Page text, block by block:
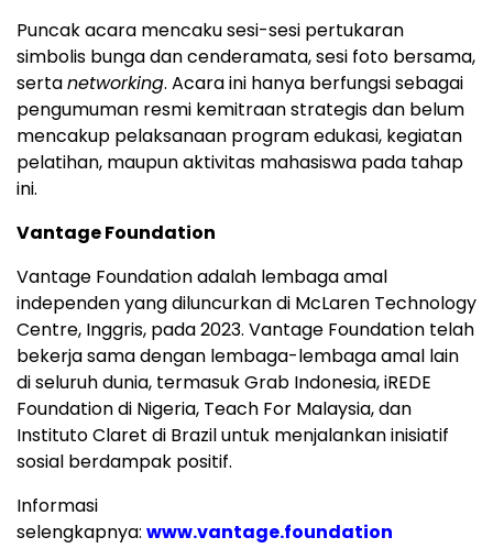
Puncak acara mencaku sesi-sesi pertukaran
simbolis bunga dan cenderamata, sesi foto bersama,
sertanetworking. Acara ini hanya berfungsi sebagai
pengumuman resmi kemitraan strategis dan belum
mencakup pelaksanaan program edukasi, kegiatan
pelatihan, maupun aktivitas mahasiswa pada tahap
ini.
Vantage Foundation
Vantage Foundation adalah lembaga amal
independen yang diluncurkan di McLaren Technology
Centre, Inggris, pada 2023. Vantage Foundation telah
bekerja sama dengan lembaga-lembaga amal lain
di seluruh dunia, termasuk Grab Indonesia, iREDE
Foundation di Nigeria, Teach For Malaysia, dan
Instituto Claret di Braziluntuk menjalankan inisiatif
sosial berdampak positif.
Informasi
selengkapnya: www.vantage.foundation